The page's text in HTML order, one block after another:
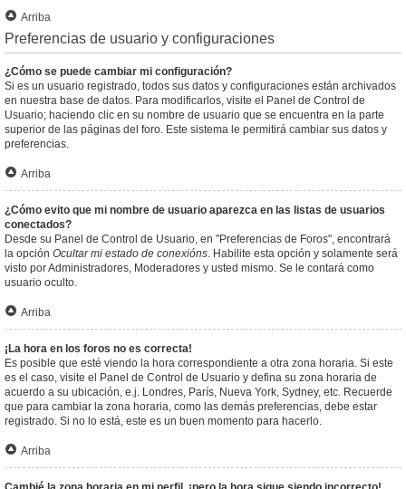
Arriba
Preferencias de usuario y configuraciones
¿Cómo se puede cambiar mi configuración?
Si es un usuario registrado, todos sus datos y configuraciones están archivados
en nuestra base de datos. Para modificarlos, visite el Panel de Control de
Usuario; haciendo clic en su nombre de usuario que se encuentra en la parte
superior de las páginas del foro. Este sistema le permitirá cambiar sus datos y
preferencias.
Arriba
¿Cómo evito que mi nombre de usuario aparezca en las listas de usuarios
conectados?
Desde su Panel de Control de Usuario, en "Preferencias de Foros", encontrará
la opción Ocultar mi estado de conexións. Habilite esta opción y solamente será
visto por Administradores, Moderadores y usted mismo. Se le contará como
usuario oculto.
Arriba
¡La hora en los foros no es correcta!
Es posible que esté viendo la hora correspondiente a otra zona horaria. Si este
es el caso, visite el Panel de Control de Usuario y defina su zona horaria de
acuerdo a su ubicación, e.j. Londres, París, Nueva York, Sydney, etc. Recuerde
que para cambiar la zona horaria, como las demás preferencias, debe estar
registrado. Si no lo está, este es un buen momento para hacerlo.
Arriba